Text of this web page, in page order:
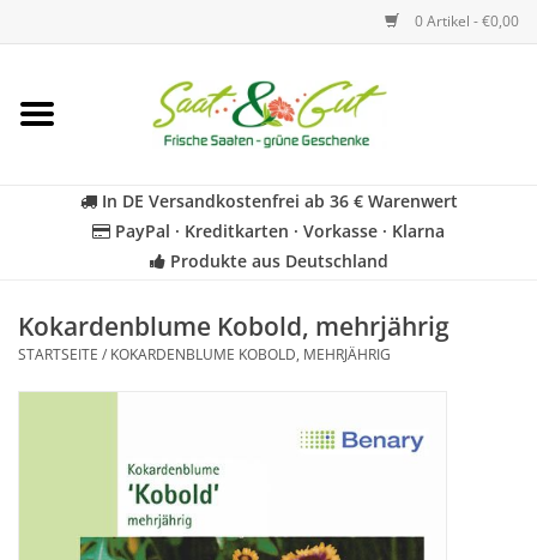
0 Artikel - €0,00
Startseite
Kräuter
Geschenkideen
In DE Versandkostenfrei ab 36 € Warenwert
PayPal · Kreditkarten · Vorkasse · Klarna
Produkte aus Deutschland
Kokardenblume Kobold, mehrjährig
STARTSEITE / KOKARDENBLUME KOBOLD, MEHRJÄHRIG